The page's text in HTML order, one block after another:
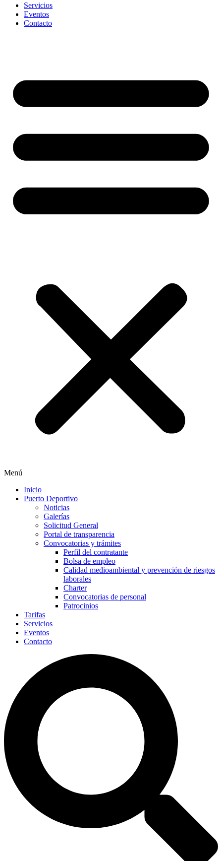
Servicios
Eventos
Contacto
Menú
Inicio
Puerto Deportivo
Noticias
Galerías
Solicitud General
Portal de transparencia
Convocatorias y trámites
Perfil del contratante
Bolsa de empleo
Calidad medioambiental y prevención de riesgos
laborales
Charter
Convocatorias de personal
Patrocinios
Tarifas
Servicios
Eventos
Contacto